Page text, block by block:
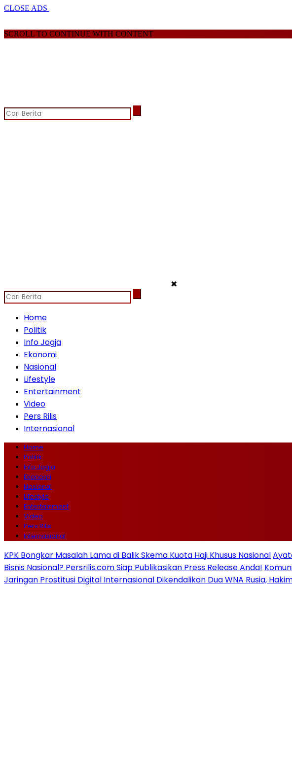
CLOSE ADS
SCROLL TO CONTINUE WITH CONTENT
✖
Home
Politik
Info Jogja
Ekonomi
Nasional
Lifestyle
Entertainment
Video
Pers Rilis
Internasional
Home
Politik
Info Jogja
Ekonomi
Nasional
Lifestyle
Entertainment
Video
Pers Rilis
Internasional
KPK Bongkar Masalah Lama di Balik Skema Kuota Haji Khusus Nasional
Bisnis Nasional? Persrilis.com Siap Publikasikan Press Release Anda!
Jaringan Prostitusi Digital Internasional Dikendalikan Dua WNA Rusia,